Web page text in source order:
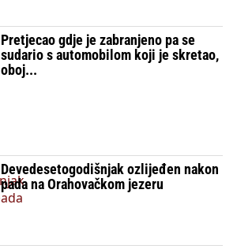
Pretjecao gdje je zabranjeno pa se
sudario s automobilom koji je skretao,
oboj...
Devedesetogodišnjak ozlijeđen nakon
pada na Orahovačkom jezeru